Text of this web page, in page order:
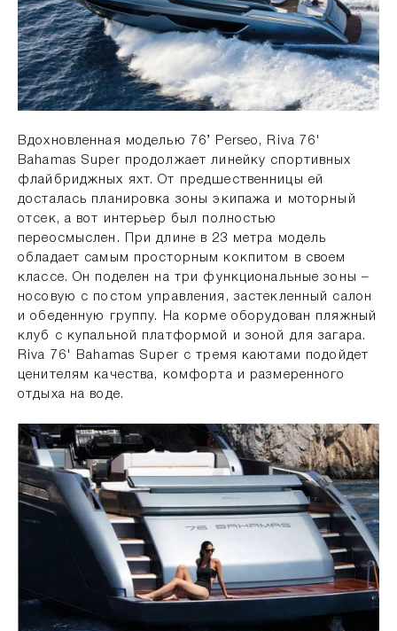
Вдохновленная моделью 76’ Perseo, Riva 76'
Bahamas Super продолжает линейку спортивных
флайбриджных яхт. От предшественницы ей
досталась планировка зоны экипажа и моторный
отсек, а вот интерьер был полностью
переосмыслен. При длине в 23 метра модель
обладает самым просторным кокпитом в своем
классе. Он поделен на три функциональные зоны –
носовую с постом управления, застекленный салон
и обеденную группу. На корме оборудован пляжный
клуб с купальной платформой и зоной для загара.
Riva 76' Bahamas Super с тремя каютами подойдет
ценителям качества, комфорта и размеренного
отдыха на воде.